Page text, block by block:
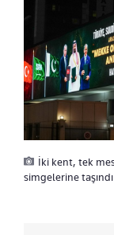
İki kent, tek
simgelerine taşındı